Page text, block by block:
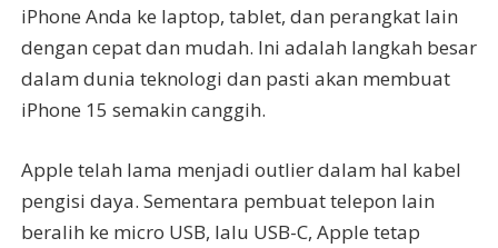
iPhone Anda ke laptop, tablet, dan perangkat lain
dengan cepat dan mudah. Ini adalah langkah besar
dalam dunia teknologi dan pasti akan membuat
iPhone 15 semakin canggih.
Apple telah lama menjadi outlier dalam hal kabel
pengisi daya. Sementara pembuat telepon lain
beralih ke micro USB, lalu USB-C, Apple tetap